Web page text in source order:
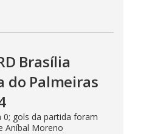
Brasília
do Palmeiras
0; gols da partida foram
Aníbal Moreno